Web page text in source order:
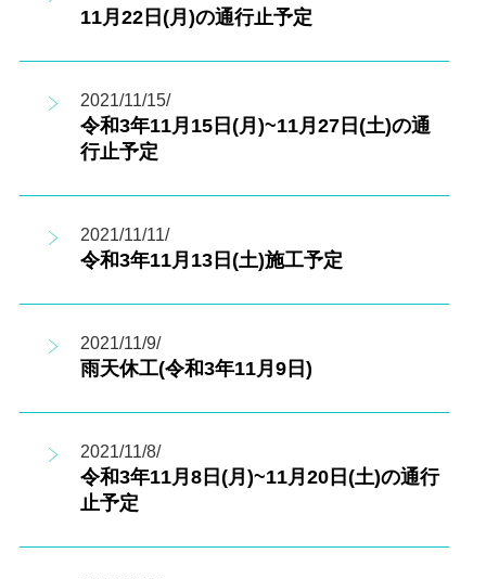
11月22日(月)の通行止予定
2021/11/15/
令和3年11月15日(月)~11月27日(土)の通
行止予定
2021/11/11/
令和3年11月13日(土)施工予定
2021/11/9/
雨天休工(令和3年11月9日)
2021/11/8/
令和3年11月8日(月)~11月20日(土)の通行
止予定